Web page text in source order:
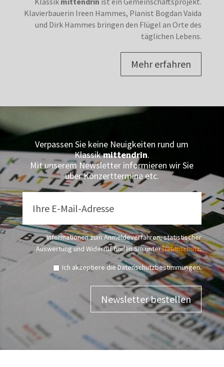
Klavierbauerin Ireen Hammes, Pianist Bogdan Vaida
und Dirk Hammes bringen den Flügel an Orte des
täglichen Lebens.
Mehr erfahren
Verpassen Sie keine Neuigkeiten rund um
Klassikmittendrin.
Mit unserem Newsletter informieren wir Sie
über Konzerttermine etc.
Informationen zum Anmeldeverfahren, statistischer
Auswertung und Widerruf finden Sie unterDatenschutz.
Ich akzeptiere die Datenschutzbestimmungen.